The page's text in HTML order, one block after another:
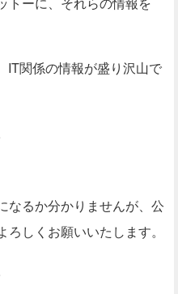
IT関係の情報が盛り沢山で
なるか分かりませんが、公
しくお願いいたします。